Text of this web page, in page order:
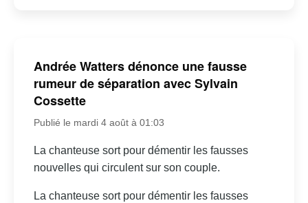
Andrée Watters dénonce une fausse
rumeur de séparation avec Sylvain
Cossette
Publié le mardi 4 août à 01:03
La chanteuse sort pour démentir les fausses
nouvelles qui circulent sur son couple.
La chanteuse sort pour démentir les fausses